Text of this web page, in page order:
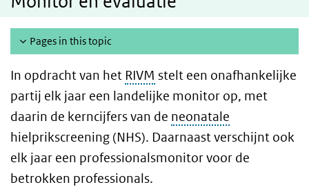
Pages in this topic
In opdracht van het RIVM stelt een onafhankelijke
partij elk jaar een landelijke monitor op, met
daarin de kerncijfers van de neonatale
hielprikscreening (NHS). Daarnaast verschijnt ook
elk jaar een professionalsmonitor voor de
betrokken professionals.